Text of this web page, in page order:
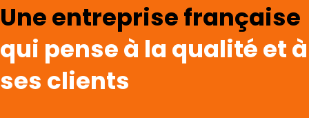
Une entreprise française
qui pense à la qualité et à
ses clients